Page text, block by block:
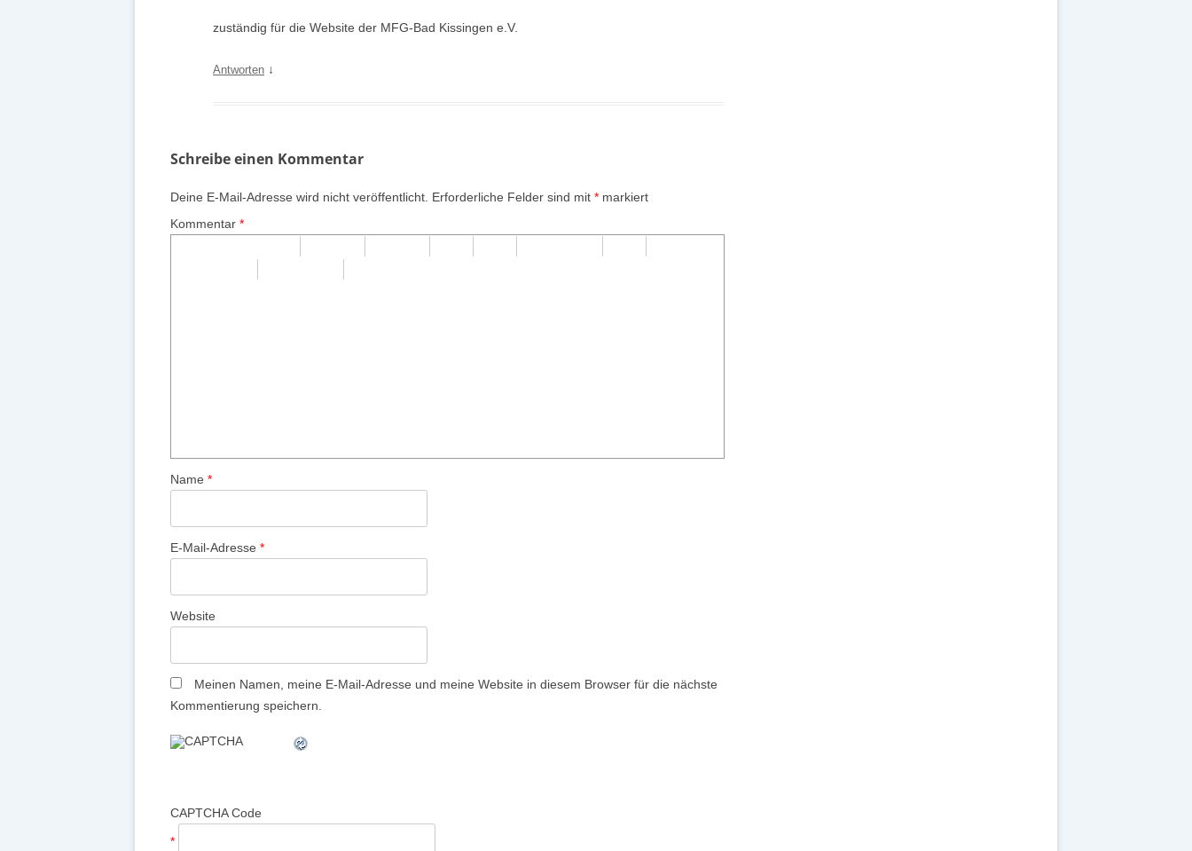
zuständig für die Website der MFG-Bad Kissingen e.V.
Antworten ↓
Schreibe einen Kommentar
Deine E-Mail-Adresse wird nicht veröffentlicht. Erforderliche Felder sind mit * markiert
Kommentar *
Name *
E-Mail-Adresse *
Website
Meinen Namen, meine E-Mail-Adresse und meine Website in diesem Browser für die nächste
Kommentierung speichern.
CAPTCHA Code
*